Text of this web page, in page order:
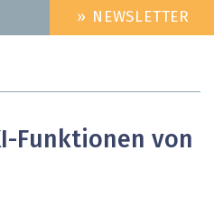
HEADER
MENU
» NEWSLETTER
Funktionen von